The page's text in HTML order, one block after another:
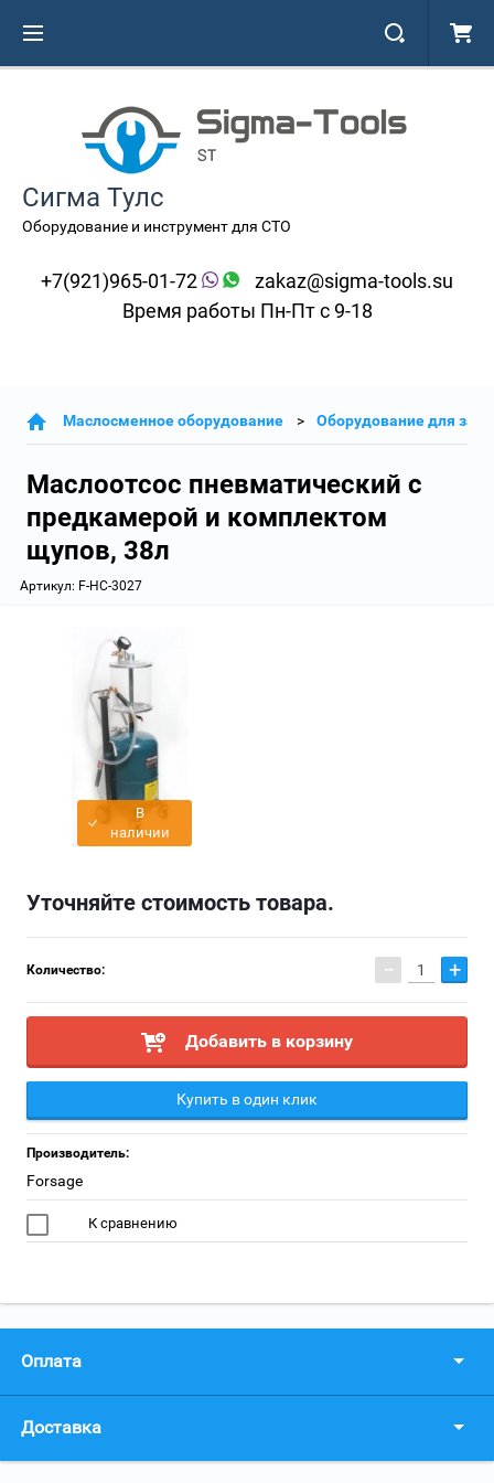
Сигма Тулс
Оборудование и инструмент для СТО
+7(921)965-01-72
zakaz@sigma-tools.su
Время работы Пн-Пт с 9-18
Маслосменное оборудование Оборудование для
Маслоотсос пневматический с
предкамерой и комплектом
щупов, 38л
Артикул: F-HC-3027
В
наличии
Уточняйте стоимость товара.
Количество: − +
Добавить в корзину
Купить в один клик
Производитель:
Forsage
К сравнению
Оплата
Доставка